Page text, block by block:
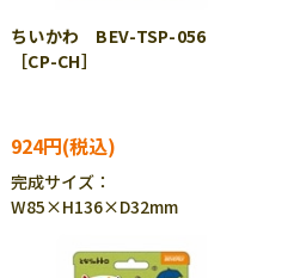
ちいかわ BEV-TSP-056
［CP-CH］
924円
完成サイズ：
W85×H136×D32mm